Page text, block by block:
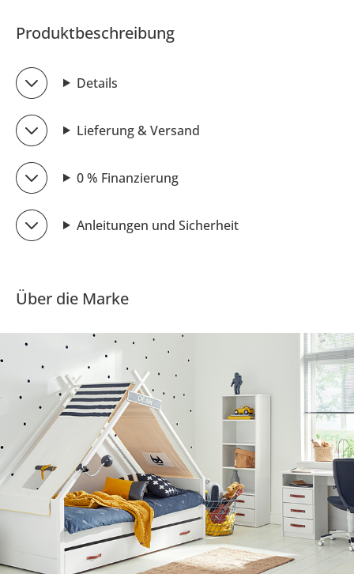
Produktbeschreibung
Details
Lieferung & Versand
0 % Finanzierung
Anleitungen und Sicherheit
Über die Marke